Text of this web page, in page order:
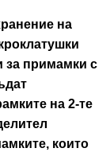
на
за примамки с
на 2-те
които